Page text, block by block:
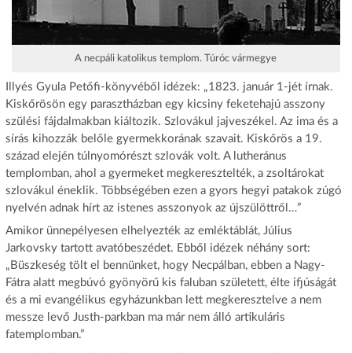
A necpáli katolikus templom. Túróc vármegye
Illyés Gyula Petőfi-könyvéből idézek: „1823. január 1-jét írnak.
Kiskőrösön egy parasztházban egy kicsiny feketehajú asszony
szülési fájdalmakban kiáltozik. Szlovákul jajveszékel. Az ima és a
sírás kihozzák belőle gyermekkorának szavait. Kiskőrös a 19.
század elején túlnyomórészt szlovák volt. A lutheránus
templomban, ahol a gyermeket megkeresztelték, a zsoltárokat
szlovákul éneklik. Többségében ezen a gyors hegyi patakok zúgó
nyelvén adnak hírt az istenes asszonyok az újszülöttről…”
Amikor ünnepélyesen elhelyezték az emléktáblát, Július
Jarkovsky tartott avatóbeszédet. Ebből idézek néhány sort:
„Büszkeség tölt el bennünket, hogy Necpálban, ebben a Nagy-
Fátra alatt megbúvó gyönyörű kis faluban született, élte ifjúságát
és a mi evangélikus egyházunkban lett megkeresztelve a nem
messze levő Justh-parkban ma már nem álló artikuláris
fatemplomban.”